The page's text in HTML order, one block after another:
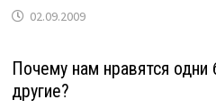
02.09.2009
Почему нам нравятся
другие?